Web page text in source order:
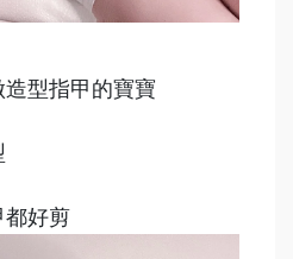
型指甲的寶寶
都好剪